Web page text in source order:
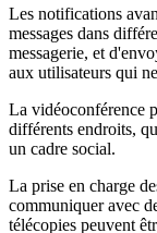
Les notifications
messages dans
messagerie, et
aux utilisateurs qui
La vidéoconférence
différents endroits,
un cadre social.
La prise en charge
communiquer avec
télécopies peuvent